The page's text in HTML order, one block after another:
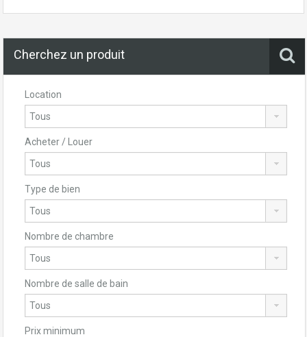
Cherchez un produit
Location
Acheter / Louer
Type de bien
Nombre de chambre
Nombre de salle de bain
Prix minimum